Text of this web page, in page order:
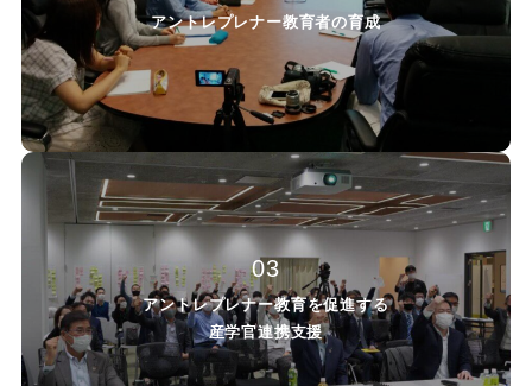
アントレプレナー教育者の育成
03
アントレプレナー教育を促進する
産学官連携支援